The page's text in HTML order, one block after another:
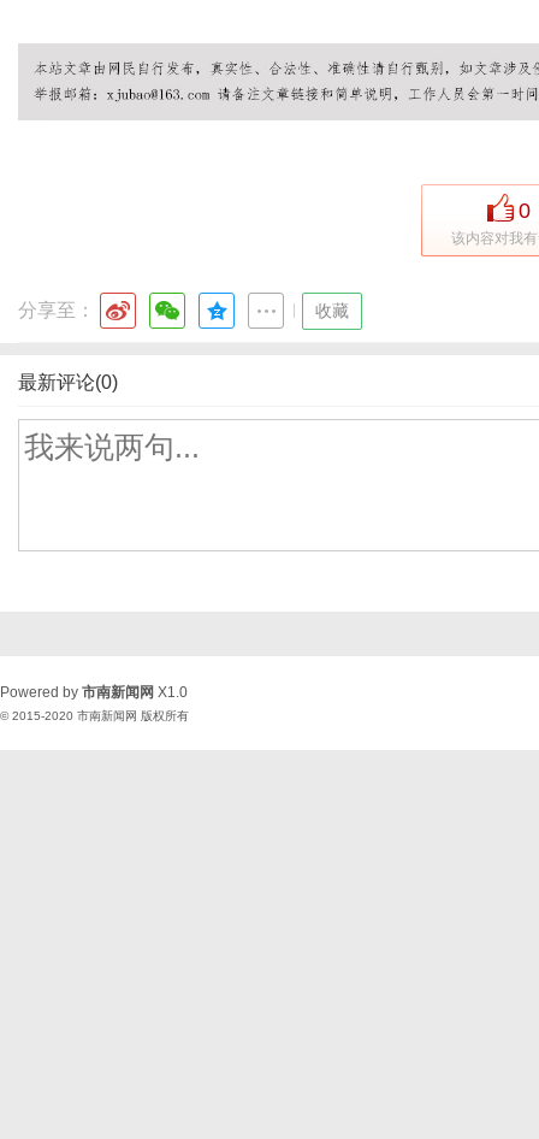
0
该内容对我
分享至： 收藏
最新评论(0)
Powered by 市南新闻网 X1.0
© 2015-2020 市南新闻网 版权所有